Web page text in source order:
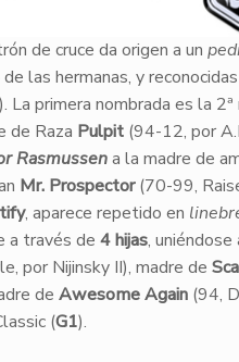
de cruce da origen a un
de las hermanas, y
primera nombrada es la 2ª
de Raza Pulpit(94-12, por
Rasmussena la madre de
Mr. Prospector(70-99,
, aparece repetido en
a través de 4 hijas, uniéndose
por Nijinsky II), madre de
de Awesome Again(94,
(G1).